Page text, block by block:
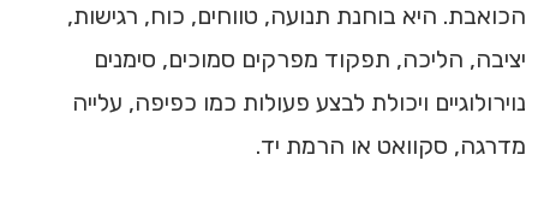
הכואבת. היא בוחנת תנועה, טווחים, כוח, רגישות,
יציבה, הליכה, תפקוד מפרקים סמוכים, סימנים
נוירולוגיים ויכולת לבצע פעולות כמו כפיפה, עלייה
מדרגה, סקוואט או הרמת יד.